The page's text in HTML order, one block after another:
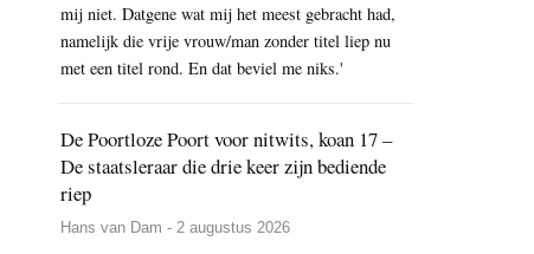
mij niet. Datgene wat mij het meest gebracht had,
namelijk die vrije vrouw/man zonder titel liep nu
met een titel rond. En dat beviel me niks.'
De Poortloze Poort voor nitwits, koan 17 –
De staatsleraar die drie keer zijn bediende
riep
Hans van Dam - 2 augustus 2026